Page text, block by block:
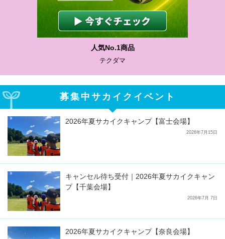
人気No.1商品
テクダマ
募集中サカイクイベント
2026年夏サカイクキャンプ【富士会場】
2026年7月15日
キャンセル待ち受付｜2026年夏サカイクキャン
プ【千葉会場】
2026年7月 7日
2026年夏サカイクキャンプ【奈良会場】